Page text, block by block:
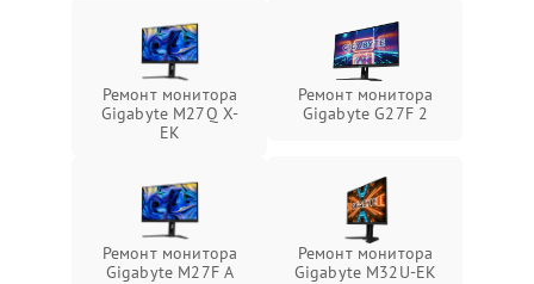
Ремонт монитора
Gigabyte M27Q X-
EK
Ремонт монитора
Gigabyte G27F 2
Ремонт монитора
Gigabyte M27F A
Ремонт монитора
Gigabyte M32U-EK